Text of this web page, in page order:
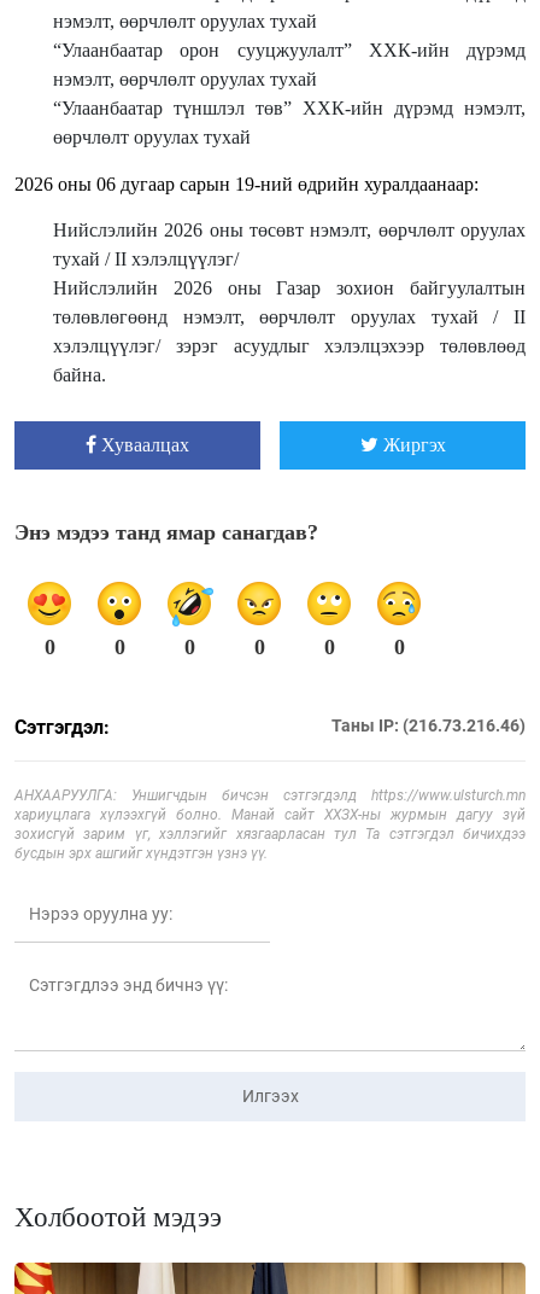
нэмэлт, өөрчлөлт оруулах тухай
“Улаанбаатар орон сууцжуулалт” ХХК-ийн дүрэмд
нэмэлт, өөрчлөлт оруулах тухай
“Улаанбаатар түншлэл төв” ХХК-ийн дүрэмд нэмэлт,
өөрчлөлт оруулах тухай
2026 оны 06 дугаар сарын 19-ний өдрийн хуралдаанаар:
Нийслэлийн 2026 оны төсөвт нэмэлт, өөрчлөлт оруулах
тухай / II хэлэлцүүлэг/
Нийслэлийн 2026 оны Газар зохион байгуулалтын
төлөвлөгөөнд нэмэлт, өөрчлөлт оруулах тухай / II
хэлэлцүүлэг/ зэрэг асуудлыг хэлэлцэхээр төлөвлөөд
байна.
Хуваалцах Жиргэх
Энэ мэдээ танд ямар санагдав?
0 0 0 0 0 0
Сэтгэгдэл: Таны IP: (216.73.216.46)
АНХААРУУЛГА: Уншигчдын бичсэн сэтгэгдэлд https://www.ulsturch.mn
хариуцлага хүлээхгүй болно. Манай сайт ХХЗХ-ны журмын дагуу зүй
зохисгүй зарим үг, хэллэгийг хязгаарласан тул Та сэтгэгдэл бичихдээ
бусдын эрх ашгийг хүндэтгэн үзнэ үү.
Илгээх
Холбоотой мэдээ